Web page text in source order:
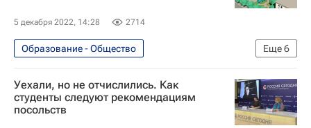
5 декабря 2022, 14:28 2714
Еще6
Образование - Общество
Навигатор абитуриента
Кем стать
Уехали, но не отчислились. Как
студенты следуют рекомендациям
посольств